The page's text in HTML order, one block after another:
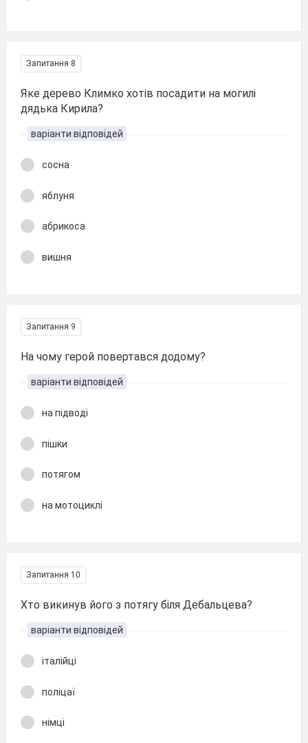
Запитання 8
Яке дерево Климко хотів посадити на могилі
дядька Кирила?
варіанти відповідей
сосна
яблуня
абрикоса
вишня
Запитання 9
На чому герой повертався додому?
варіанти відповідей
на підводі
пішки
потягом
на мотоциклі
Запитання 10
Хто викинув його з потягу біля Дебальцева?
варіанти відповідей
італійці
поліцаї
німці